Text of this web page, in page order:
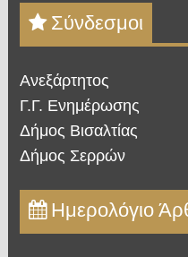
Σύνδεσμοι
Ανεξάρτητος
Γ.Γ. Ενημέρωσης
Δήμος Βισαλτίας
Δήμος Σερρών
Ημερολόγιο